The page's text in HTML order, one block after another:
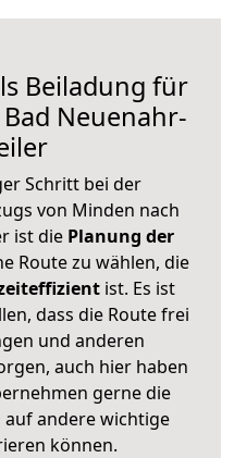
Beiladung für
Neuenahr-
Schritt bei der
von Minden nach
ist die Planung der
Route zu wählen, die
ist. Es ist
dass die Route frei
und anderen
auch hier haben
gerne die
auf andere wichtige
können.